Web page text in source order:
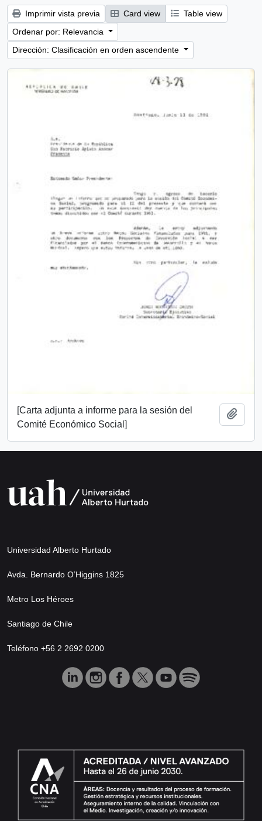
Imprimir vista previa Card view
Table view
Ordenar por: Relevancia
Dirección: Clasificación en orden ascendente
[Carta adjunta a informe para la sesión del
Comité Económico Social]
Universidad Alberto Hurtado
Avda. Bernardo O’Higgins 1825
Metro Los Héroes
Santiago de Chile
Teléfono +56 2 2692 0200